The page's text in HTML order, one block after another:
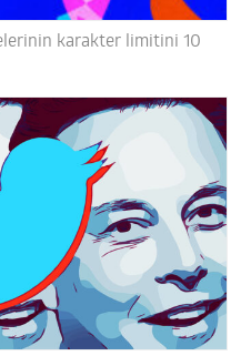
karakter limitini 10